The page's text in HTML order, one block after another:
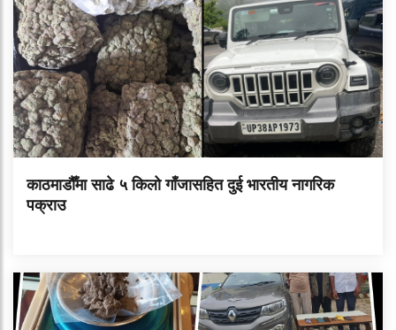
काठमाडौँमा साढे ५ किलो गाँजासहित दुई भारतीय नागरिक
पक्राउ